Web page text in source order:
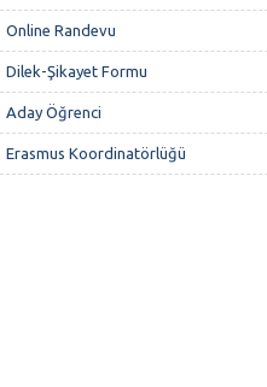
Online Randevu
Dilek-Şikayet Formu
Aday Öğrenci
Erasmus Koordinatörlüğü